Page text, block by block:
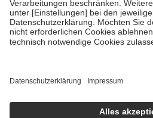
GKV getragen werden
• empfohlenen Schutzimpfungen
• Harn- und Blutteststreifen
getroffen, um sicherzustellen, dass es
https://help.etrusted.com/hc/de/